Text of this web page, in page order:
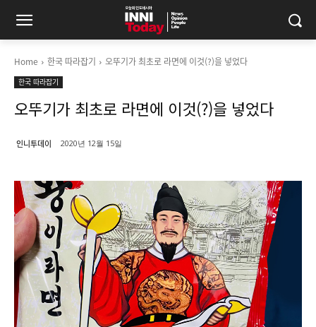
Home 한국 따라잡기 오뚜기가 최초로 라면에 이것(?)을 넣었다
한국 따라잡기
오뚜기가 최초로 라면에 이것(?)을 넣었다
인니투데이 2020년 12월 15일